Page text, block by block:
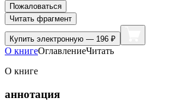
Пожаловаться
Читать фрагмент
Купить электронную — 196 ₽
О книгеОглавлениеЧитать
О книге
аннотация